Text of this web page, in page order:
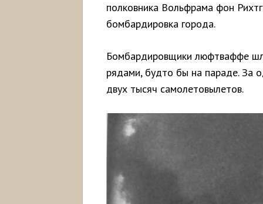
полковника Вольфрама фон
бомбардировка города.
Бомбардировщики люфтваффе
рядами, будто бы на параде. За
двух тысяч самолетовылетов.